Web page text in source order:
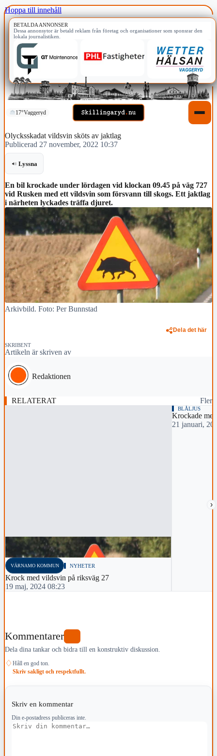
Hoppa till innehåll
BETALDA ANNONSER
Dessa annonsytor är betald reklam från företag och organisationer som sponsrar den
lokala journalistiken.
17°Vaggeryd
Olycksskadat vildsvin sköts av jaktlag
Publicerad 27 november, 2022 10:37
Lyssna
En bil krockade under lördagen vid klockan 09.45 på väg 727
vid Rusken med ett vildsvin som försvann till skogs. Ett jaktlag
i närheten lyckades träffa djuret.
Arkivbild. Foto: Per Bunnstad
Dela det här
SKRIBENT
Artikeln är skriven av
Redaktionen
RELATERAT Fler
›
VÄRNAMO KOMMUN NYHETER
Krock med vildsvin på riksväg 27
19 maj, 2024 08:23
BLÅLJUS
Krockade
21 januari,
Kommentarer
Dela dina tankar och bidra till en konstruktiv diskussion.
♢ Håll en god ton.
Skriv sakligt och respektfullt.
Skriv en kommentar
Din e-postadress publiceras inte.
Kommentar